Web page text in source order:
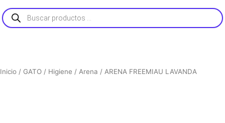
Búsqueda
de
productos
Inicio / GATO / Higiene / Arena / ARENA FREEMIAU LAVANDA